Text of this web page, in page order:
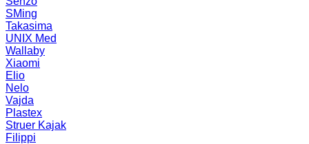
SMing
Takasima
UNIX Med
Wallaby
Xiaomi
Elio
Nelo
Vajda
Plastex
Struer Kajak
Filippi